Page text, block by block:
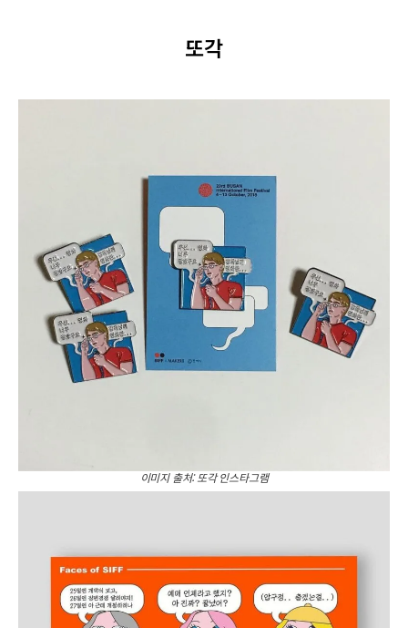
또각
이미지 출처: 또각 인스타그램